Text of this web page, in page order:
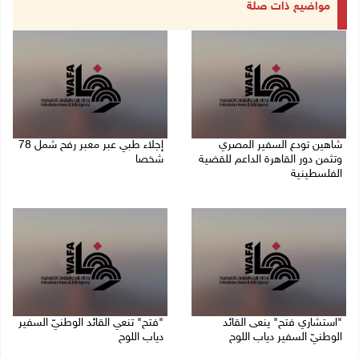
مواضيع ذات صلة
شاهين تودع السفير المصري
وتثمن دور القاهرة الداعم للقضية
الفلسطينية
إجلاء طبي عبر معبر رفح شمل 78
شخصا
"استشاري فتح" ينعى القائد
الوطنيّ السفير دياب اللوح
"فتح" تنعي القائد الوطنيّ السفير
دياب اللوح